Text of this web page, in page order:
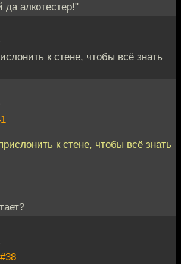
да алкотестер!"
к стене, чтобы всё знать
к стене, чтобы всё знать
#38